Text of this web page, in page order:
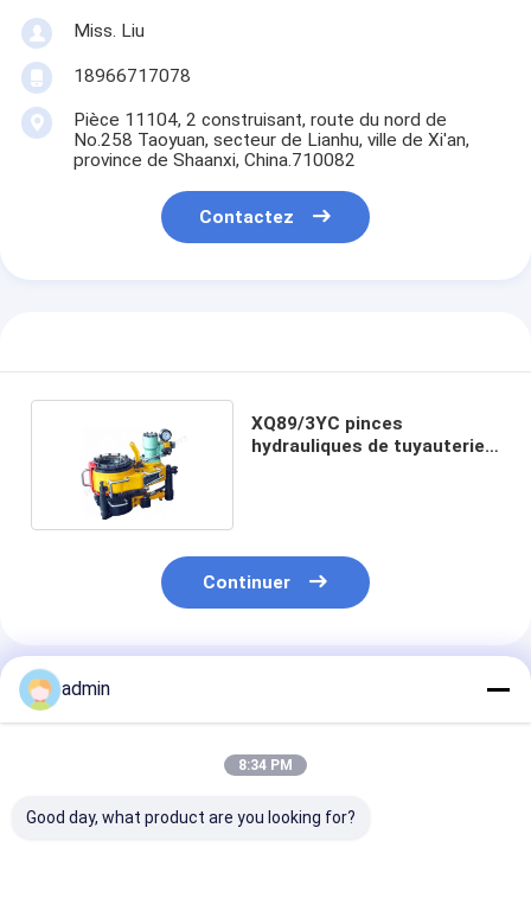
Miss. Liu
18966717078
Pièce 11104, 2 construisant, route du nord de
No.258 Taoyuan, secteur de Lianhu, ville de Xi'an,
province de Shaanxi, China.710082
Contactez
XQ89/3YC pinces
hydrauliques de tuyauterie
Continuer
Produits Recommandés
admin
8:34 PM
Good day, what product are you looking for?